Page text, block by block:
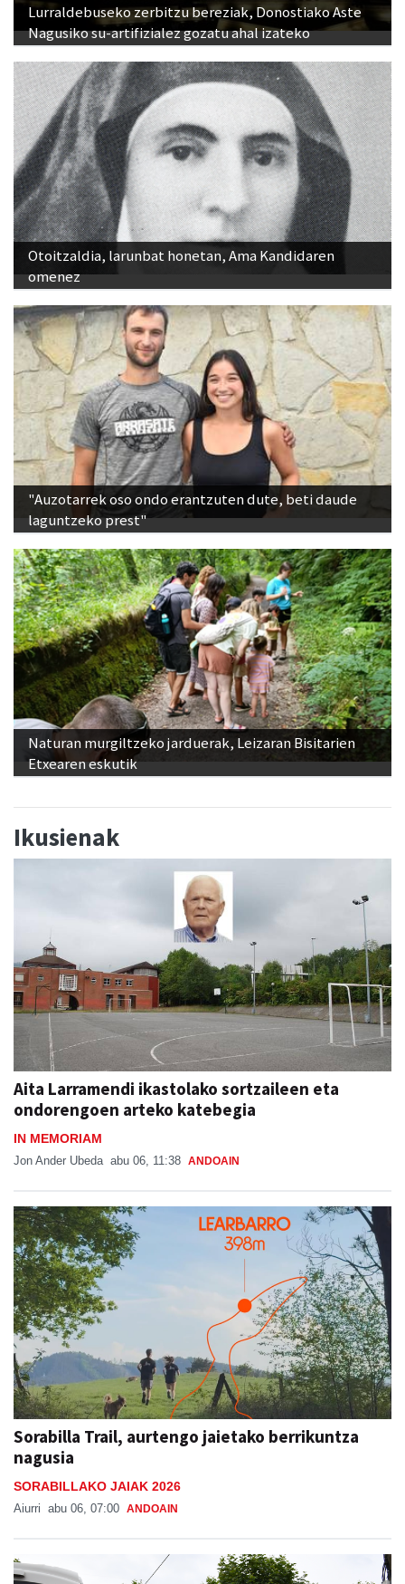
Lurraldebuseko zerbitzu bereziak, Donostiako Aste
Nagusiko su-artifizialez gozatu ahal izateko
Otoitzaldia, larunbat honetan, Ama Kandidaren
omenez
"Auzotarrek oso ondo erantzuten dute, beti daude
laguntzeko prest"
Naturan murgiltzeko jarduerak, Leizaran Bisitarien
Etxearen eskutik
Ikusienak
Aita Larramendi ikastolako sortzaileen eta
ondorengoen arteko katebegia
IN MEMORIAM
Jon Ander Ubeda abu 06, 11:38 ANDOAIN
Sorabilla Trail, aurtengo jaietako berrikuntza
nagusia
SORABILLAKO JAIAK 2026
Aiurri abu 06, 07:00 ANDOAIN